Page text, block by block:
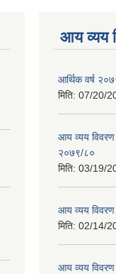
आय व्यय
आर्थिक वर्ष
मिति: 07/20/
आय व्यय
२०७९/८०
मिति: 03/19/
आय व्यय
मिति: 02/14/
आय व्यय